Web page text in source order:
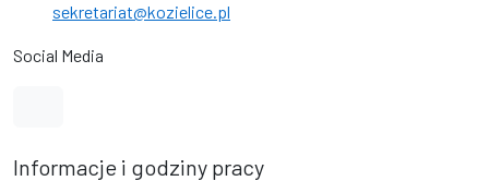
sekretariat@kozielice.pl
Social Media
Informacje i godziny pracy